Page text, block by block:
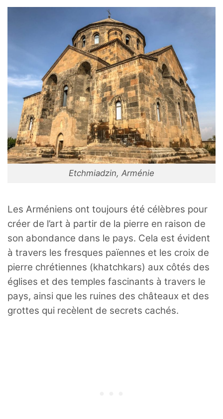
Etchmiadzin, Arménie
Les Arméniens ont toujours été célèbres pour
créer de l’art à partir de la pierre en raison de
son abondance dans le pays. Cela est évident
à travers les fresques païennes et les croix de
pierre chrétiennes (khatchkars) aux côtés des
églises et des temples fascinants à travers le
pays, ainsi que les ruines des châteaux et des
grottes qui recèlent de secrets cachés.